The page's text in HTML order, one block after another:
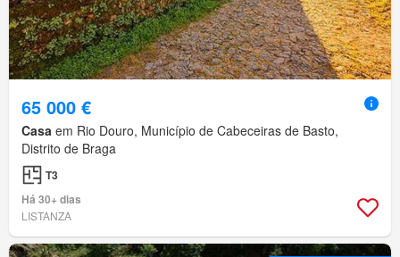
65 000 €
Casa em Rio Douro, Município de Cabeceiras de Basto,
Distrito de Braga
T3
Há 30+ dias
LISTANZA